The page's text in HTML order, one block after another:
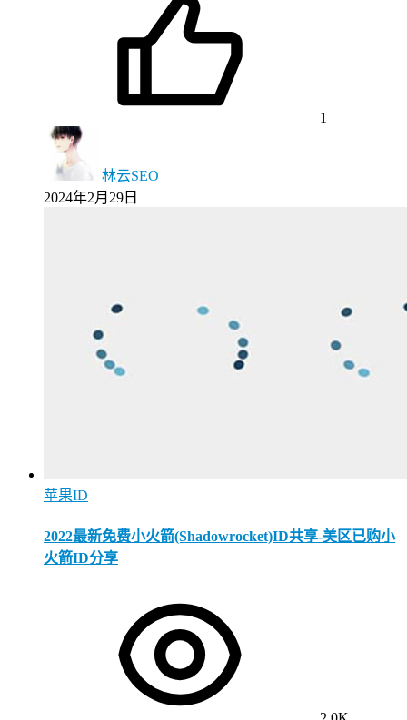
1
林云SEO
2024年2月29日
苹果ID
2022最新免费小火箭(Shadowrocket)ID共享-美区已购小
火箭ID分享